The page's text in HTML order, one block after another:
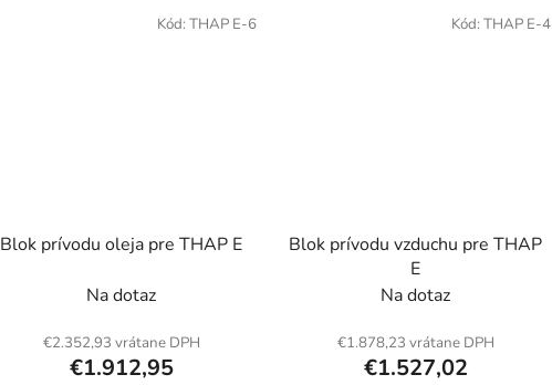
Blok prívodu oleja pre THAP E
Na dotaz
€2.352,93 vrátane DPH
€1.912,95
Kód: THAP E-6
Blok prívodu vzduchu pre THAP
E
Na dotaz
€1.878,23 vrátane DPH
€1.527,02
Kód: THAP E-4